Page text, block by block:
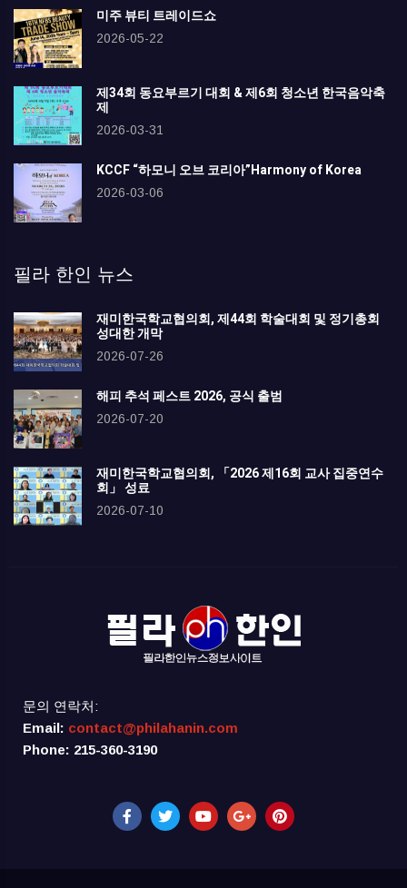
미주 뷰티 트레이드쇼
2026-05-22
제34회 동요부르기 대회 & 제6회 청소년 한국음악축
제
2026-03-31
KCCF “하모니 오브 코리아”Harmony of Korea
2026-03-06
필라 한인 뉴스
재미한국학교협의회, 제44회 학술대회 및 정기총회
성대한 개막
2026-07-26
해피 추석 페스트 2026, 공식 출범
2026-07-20
재미한국학교협의회, 「2026 제16회 교사 집중연수
회」 성료
2026-07-10
문의 연락처:
Email: contact@philahanin.com
Phone: 215-360-3190